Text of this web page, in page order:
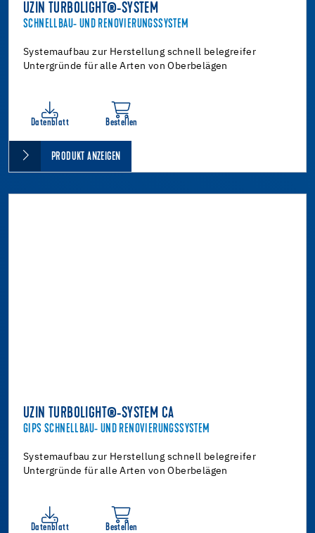
UZIN TURBOLIGHT®-SYSTEM
SCHNELLBAU- UND RENOVIERUNGSSYSTEM
Systemaufbau zur Herstellung schnell belegreifer
Untergründe für alle Arten von Oberbelägen
Datenblatt Bestellen
PRODUKT ANZEIGEN
UZIN TURBOLIGHT®-SYSTEM CA
GIPS SCHNELLBAU- UND RENOVIERUNGSSYSTEM
Systemaufbau zur Herstellung schnell belegreifer
Untergründe für alle Arten von Oberbelägen
Datenblatt Bestellen